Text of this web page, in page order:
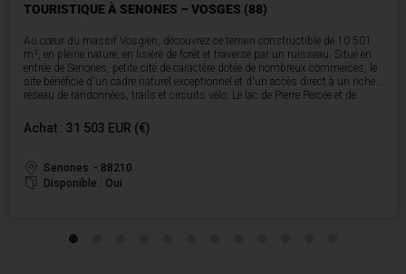
TOURISTIQUE À SENONES – VOSGES (88)
Au cœur du massif Vosgien, découvrez ce terrain constructible de 10 501
m², en pleine nature, en lisière de forêt et traversé par un ruisseau. Situé en
entrée de Senones, petite cité de caractère dotée de nombreux commerces, le
site bénéficie d'un cadre naturel exceptionnel et d'un accès direct à un riche
réseau de randonnées, trails et circuits vélo. Le lac de Pierre Percée et de
immédiate.
Le terrain est proposé à l'acquisition au prix de 31 503 €, soit 3 € le m².
parfaitement viabilisé : eau et assainissement en limite de parcelle,
électricité à proximité.
Camping, hébergement insolite, écolodge, gîte de groupe… Ce site offre un
Achat : 31 503 EUR (€)
Senones - 88210
Disponible : Oui